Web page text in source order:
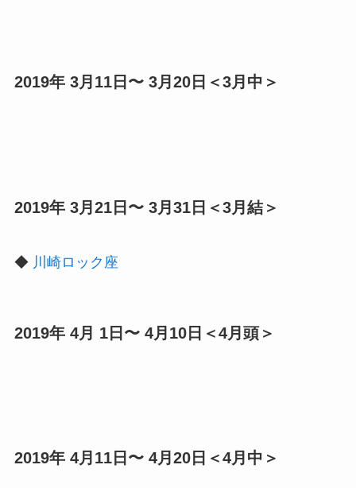
2019年 3月11日〜 3月20日＜3月中＞
2019年 3月21日〜 3月31日＜3月結＞
◆ 川崎ロック座
2019年 4月 1日〜 4月10日＜4月頭＞
2019年 4月11日〜 4月20日＜4月中＞